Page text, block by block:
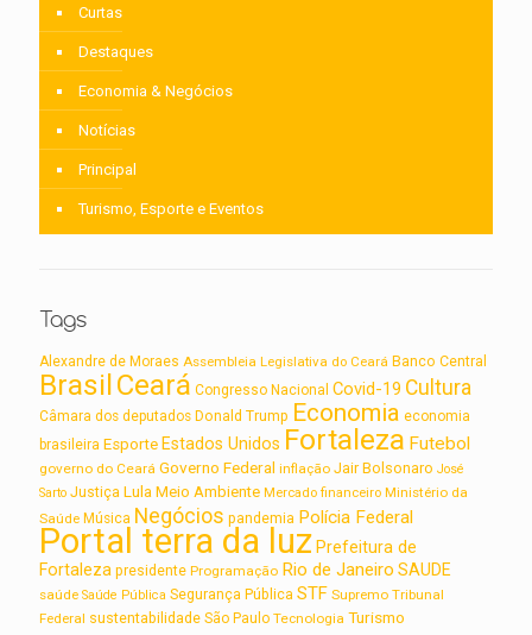
Curtas
Destaques
Economia & Negócios
Notícias
Principal
Turismo, Esporte e Eventos
Tags
Alexandre de Moraes Assembleia Legislativa do Ceará Banco Central
BrasilCeará Congresso Nacional Covid-19 Cultura
Câmara dos deputados Donald Trump Economia economia
brasileira Esporte Estados Unidos Fortaleza Futebol
governo do Ceará Governo Federal inflação Jair Bolsonaro José
Sarto Justiça Lula Meio Ambiente Mercado financeiro Ministério da
Saúde Música Negócios pandemia Polícia Federal
Portal terra da luz Prefeitura de
Fortaleza presidente Programação Rio de Janeiro SAUDE
saúde Saúde Pública Segurança Pública STF Supremo Tribunal
Federal sustentabilidade São Paulo Tecnologia Turismo